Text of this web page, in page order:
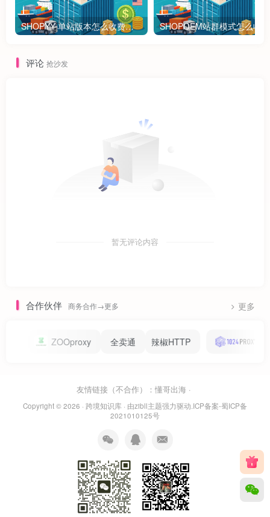
SHOPYY 单站版本怎么收费？有免佣金额度吗？一年多少钱？
评论 抢沙发
暂无评论内容
合作伙伴 商务合作→更多 更多
全卖通 辣椒HTTP 1024proxy
友情链接（不合作）： 懂哥出海 ·
Copyright © 2026 · 跨境知识库 · 由zibll主题强力驱动. ICP备案-蜀ICP备
2021010125号